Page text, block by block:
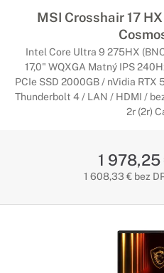
MSI Crosshair 17
Intel Core Ultra 9 275HX
17,0" WQXGA Matný IPS
PCIe SSD 2000GB / nVidia RTX
Thunderbolt 4 / LAN / HDMI /
2r (2r)
1 978,25
1 608,33 € bez